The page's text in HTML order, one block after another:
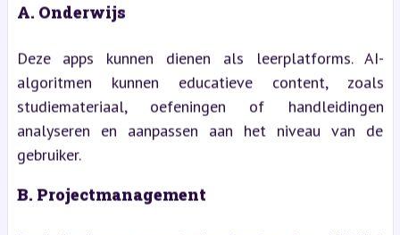
A. Onderwijs
Deze apps kunnen dienen als leerplatforms. AI-
algoritmen kunnen educatieve content, zoals
studiemateriaal, oefeningen of handleidingen
analyseren en aanpassen aan het niveau van de
gebruiker.
B. Projectmanagement